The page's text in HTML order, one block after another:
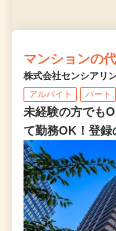
マンションの
株式会社センシアリ
アルバイト パート
未経験の方でも
て勤務OK！登録